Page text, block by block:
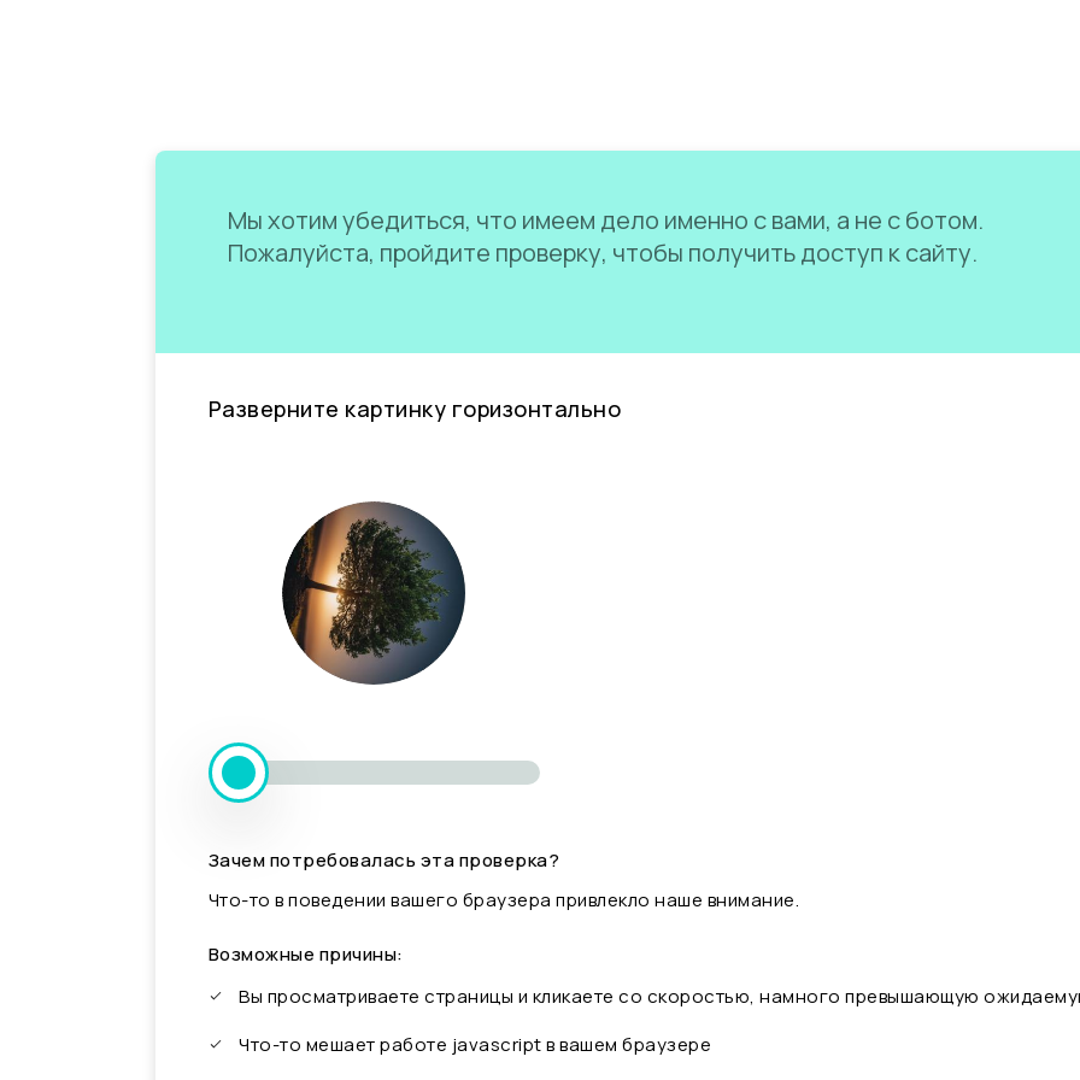
Мы хотим убедиться, что имеем дело именно с вами, а не с ботом.
Пожалуйста, пройдите проверку, чтобы получить доступ к сайту.
Разверните картинку горизонтально
Зачем потребовалась эта проверка?
Что-то в поведении вашего браузера привлекло наше внимание.
Возможные причины:
Вы просматриваете страницы и кликаете со скоростью, намного превышающую
Что-то мешает работе javascript в вашем браузере